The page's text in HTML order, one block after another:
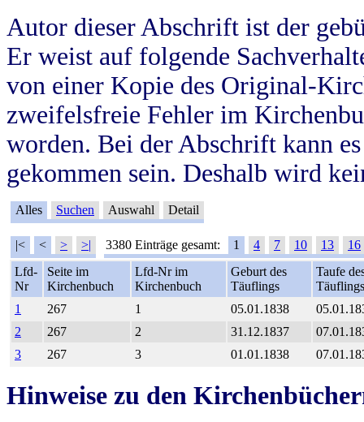
Autor dieser Abschrift ist der
Er weist auf folgende
von einer Kopie des Original-
zweifelsfreie Fehler im
worden. Bei der Abschrift kann
gekommen sein. Deshalb wird
Alles Suchen Auswahl Detail
|< < > >| 3380 Einträge gesamt: 1 4 7 10 13
16
Lfd-
Nr
Seite im
Kirchenbuch
Lfd-Nr im
Kirchenbuch
Geburt des
Täuflings
Taufe
Täuflings
1
267 1 05.01.1838
2
267 2 31.12.1837
3
267 3 01.01.1838
Hinweise zu den